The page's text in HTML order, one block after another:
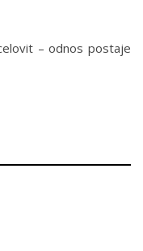
– odnos postaje